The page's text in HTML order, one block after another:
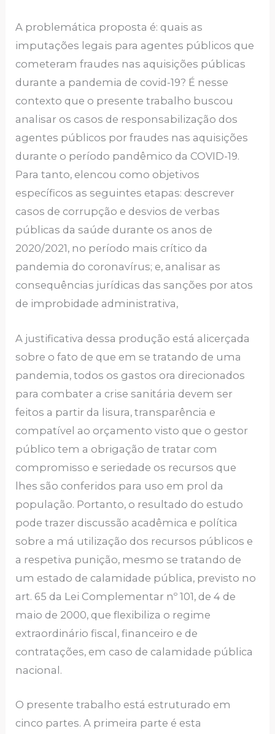
A problemática proposta é: quais as
imputações legais para agentes públicos que
cometeram fraudes nas aquisições públicas
durante a pandemia de covid-19? É nesse
contexto que o presente trabalho buscou
analisar os casos de responsabilização dos
agentes públicos por fraudes nas aquisições
durante o período pandêmico da COVID-19.
Para tanto, elencou como objetivos
específicos as seguintes etapas: descrever
casos de corrupção e desvios de verbas
públicas da saúde durante os anos de
2020/2021, no período mais crítico da
pandemia do coronavírus; e, analisar as
consequências jurídicas das sanções por atos
de improbidade administrativa,
A justificativa dessa produção está alicerçada
sobre o fato de que em se tratando de uma
pandemia, todos os gastos ora direcionados
para combater a crise sanitária devem ser
feitos a partir da lisura, transparência e
compatível ao orçamento visto que o gestor
público tem a obrigação de tratar com
compromisso e seriedade os recursos que
lhes são conferidos para uso em prol da
população. Portanto, o resultado do estudo
pode trazer discussão acadêmica e política
sobre a má utilização dos recursos públicos e
a respetiva punição, mesmo se tratando de
um estado de calamidade pública, previsto no
art. 65 da Lei Complementar nº 101, de 4 de
maio de 2000, que flexibiliza o regime
extraordinário fiscal, financeiro e de
contratações, em caso de calamidade pública
nacional.
O presente trabalho está estruturado em
cinco partes. A primeira parte é esta